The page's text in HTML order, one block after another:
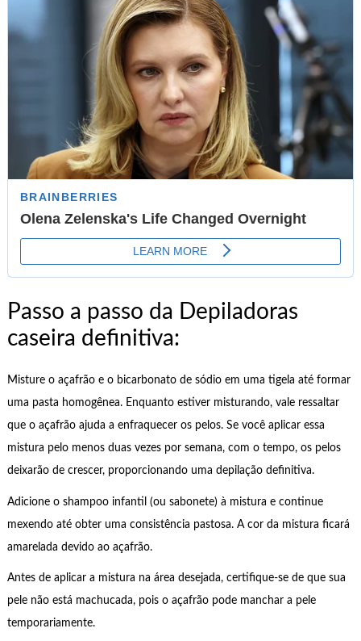
Passo a passo da Depiladoras
caseira definitiva:
Misture o açafrão e o bicarbonato de sódio em uma tigela até formar
uma pasta homogênea. Enquanto estiver misturando, vale ressaltar
que o açafrão ajuda a enfraquecer os pelos. Se você aplicar essa
mistura pelo menos duas vezes por semana, com o tempo, os pelos
deixarão de crescer, proporcionando uma depilação definitiva.
Adicione o shampoo infantil (ou sabonete) à mistura e continue
mexendo até obter uma consistência pastosa. A cor da mistura ficará
amarelada devido ao açafrão.
Antes de aplicar a mistura na área desejada, certifique-se de que sua
pele não está machucada, pois o açafrão pode manchar a pele
temporariamente.